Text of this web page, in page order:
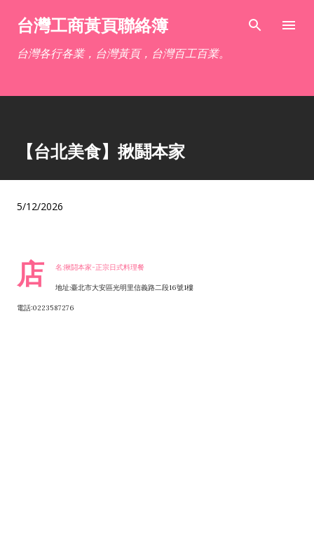
跳到主要內容
台灣工商黃頁聯絡簿
台灣各行各業，台灣黃頁，台灣百工百業。
【台北美食】揪鬪本家
5/12/2026
店 名:揪鬪本家-正宗日式料理餐
地址:臺北市大安區光明里信義路二段16號1樓
電話:0223587276